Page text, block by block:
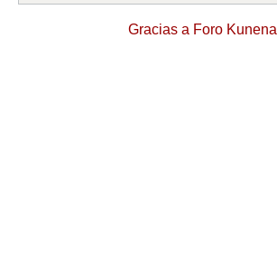
Gracias a Foro Kunena